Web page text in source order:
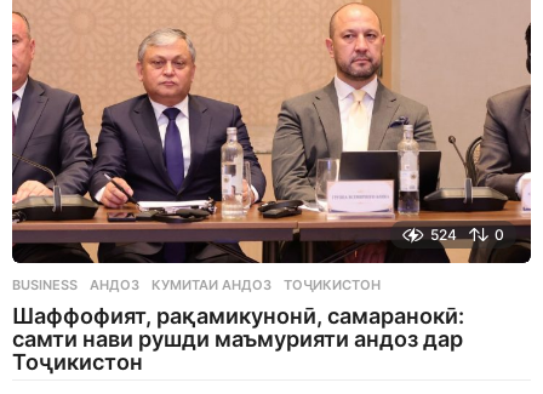
524 0
BUSINESS АНДОЗ ,КУМИТАИ АНДОЗ ,ТОҶИКИСТОН
Шаффофият, рақамикунонӣ, самаранокӣ:
самти нави рушди маъмурияти андоз дар
Тоҷикистон